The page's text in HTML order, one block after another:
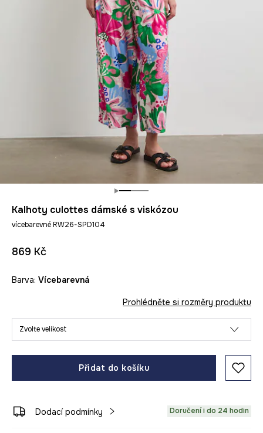
Kalhoty culottes dámské s viskózou
vícebarevné RW26-SPD104
869 Kč
Barva: vícebarevná
Prohlédněte si rozměry produktu
Zvolte velikost
Přidat do košíku
Dodací podmínky Doručení i do 24 hodin